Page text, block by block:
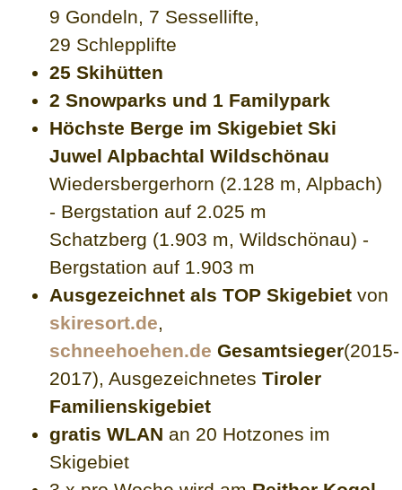
9 Gondeln, 7 Sessellifte,
29 Schlepplifte
25 Skihütten
2 Snowparks und 1 Familypark
Höchste Berge im Skigebiet Ski
Juwel Alpbachtal Wildschönau
Wiedersbergerhorn (2.128 m, Alpbach)
- Bergstation auf 2.025 m
Schatzberg (1.903 m, Wildschönau) -
Bergstation auf 1.903 m
Ausgezeichnet als TOP Skigebiet von
skiresort.de,
schneehoehen.de Gesamtsieger(2015-
2017), Ausgezeichnetes Tiroler
Familienskigebiet
gratis WLAN an 20 Hotzones im
Skigebiet